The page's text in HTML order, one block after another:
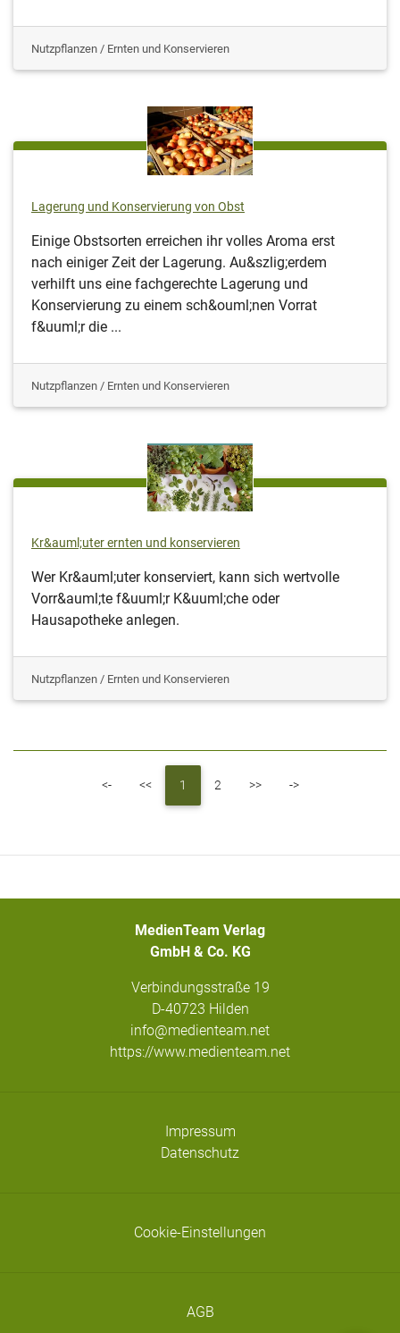
Nutzpflanzen / Ernten und Konservieren
Lagerung und Konservierung von Obst
Einige Obstsorten erreichen ihr volles Aroma erst
nach einiger Zeit der Lagerung. Au&szlig;erdem
verhilft uns eine fachgerechte Lagerung und
Konservierung zu einem sch&ouml;nen Vorrat
f&uuml;r die ...
Nutzpflanzen / Ernten und Konservieren
Kr&auml;uter ernten und konservieren
Wer Kr&auml;uter konserviert, kann sich wertvolle
Vorr&auml;te f&uuml;r K&uuml;che oder
Hausapotheke anlegen.
Nutzpflanzen / Ernten und Konservieren
<-First <<Previous
1 2 >>Next ->Last
MedienTeam Verlag
GmbH & Co. KG
Verbindungsstraße 19
D-40723 Hilden
info@medienteam.net
https://www.medienteam.net
Impressum
Datenschutz
Cookie-Einstellungen
AGB